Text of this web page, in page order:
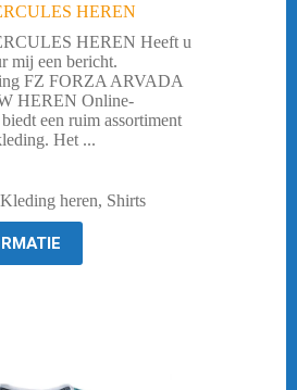
HEREN
HEREN Heeft u
mij een bericht.
FZ FORZA ARVADA
HEREN Online-
een ruim assortiment
Het ...
Kleding heren, Shirts